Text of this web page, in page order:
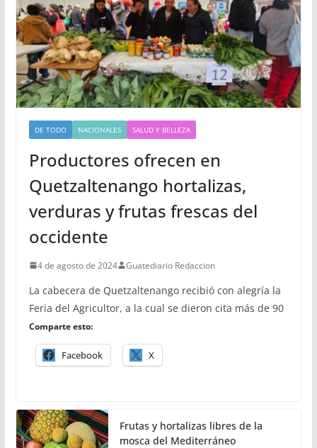
DE TODO NACIONALES SALUD Y BELLEZA
Productores ofrecen en
Quetzaltenango hortalizas,
verduras y frutas frescas del
occidente
4 de agosto de 2024 Guatediario Redaccion
La cabecera de Quetzaltenango recibió con alegría la
Feria del Agricultor, a la cual se dieron cita más de 90
Comparte esto:
Facebook X
Frutas y hortalizas libres de la
mosca del Mediterráneo